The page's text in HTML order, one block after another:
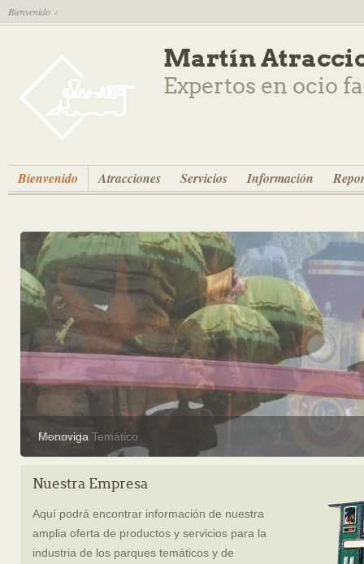
Bienvenido /
Martín
Expertos en ocio
Bienvenido Atracciones Servicios Información
Monoviga
Recorrido Temático
Nuestra Empresa
Aquí podrá encontrar información de nuestra
amplia oferta de productos y servicios para la
industria de los parques temáticos y de